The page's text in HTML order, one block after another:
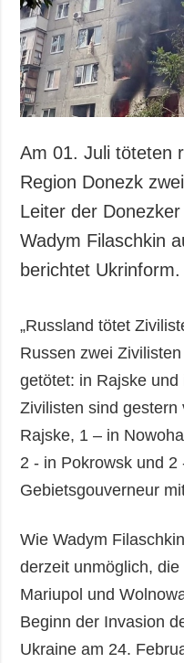
Gesellschaft und
Kultur
Sport
Kriminalität
Notstand und
ZUSÄTZLICH
Veröffentlichungen
Interview
Fotos
Am 01. Juli töteten
Region Donezk
Leiter der
Wadym Filaschkin
berichtet Ukrinform.
„Russland tötet
Russen zwei
getötet: in Rajske
Zivilisten sind
Rajske, 1 – in
2 - in Pokrowsk und 2
Gebietsgouverneur
Wie Wadym
derzeit unmöglich,
Mariupol und
Beginn der Invasion
Ukraine am 24.